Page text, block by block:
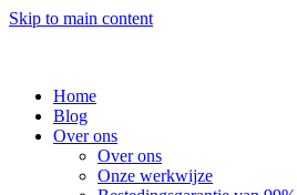
Skip to main content
Home
Blog
Over ons
Over ons
Onze werkwijze